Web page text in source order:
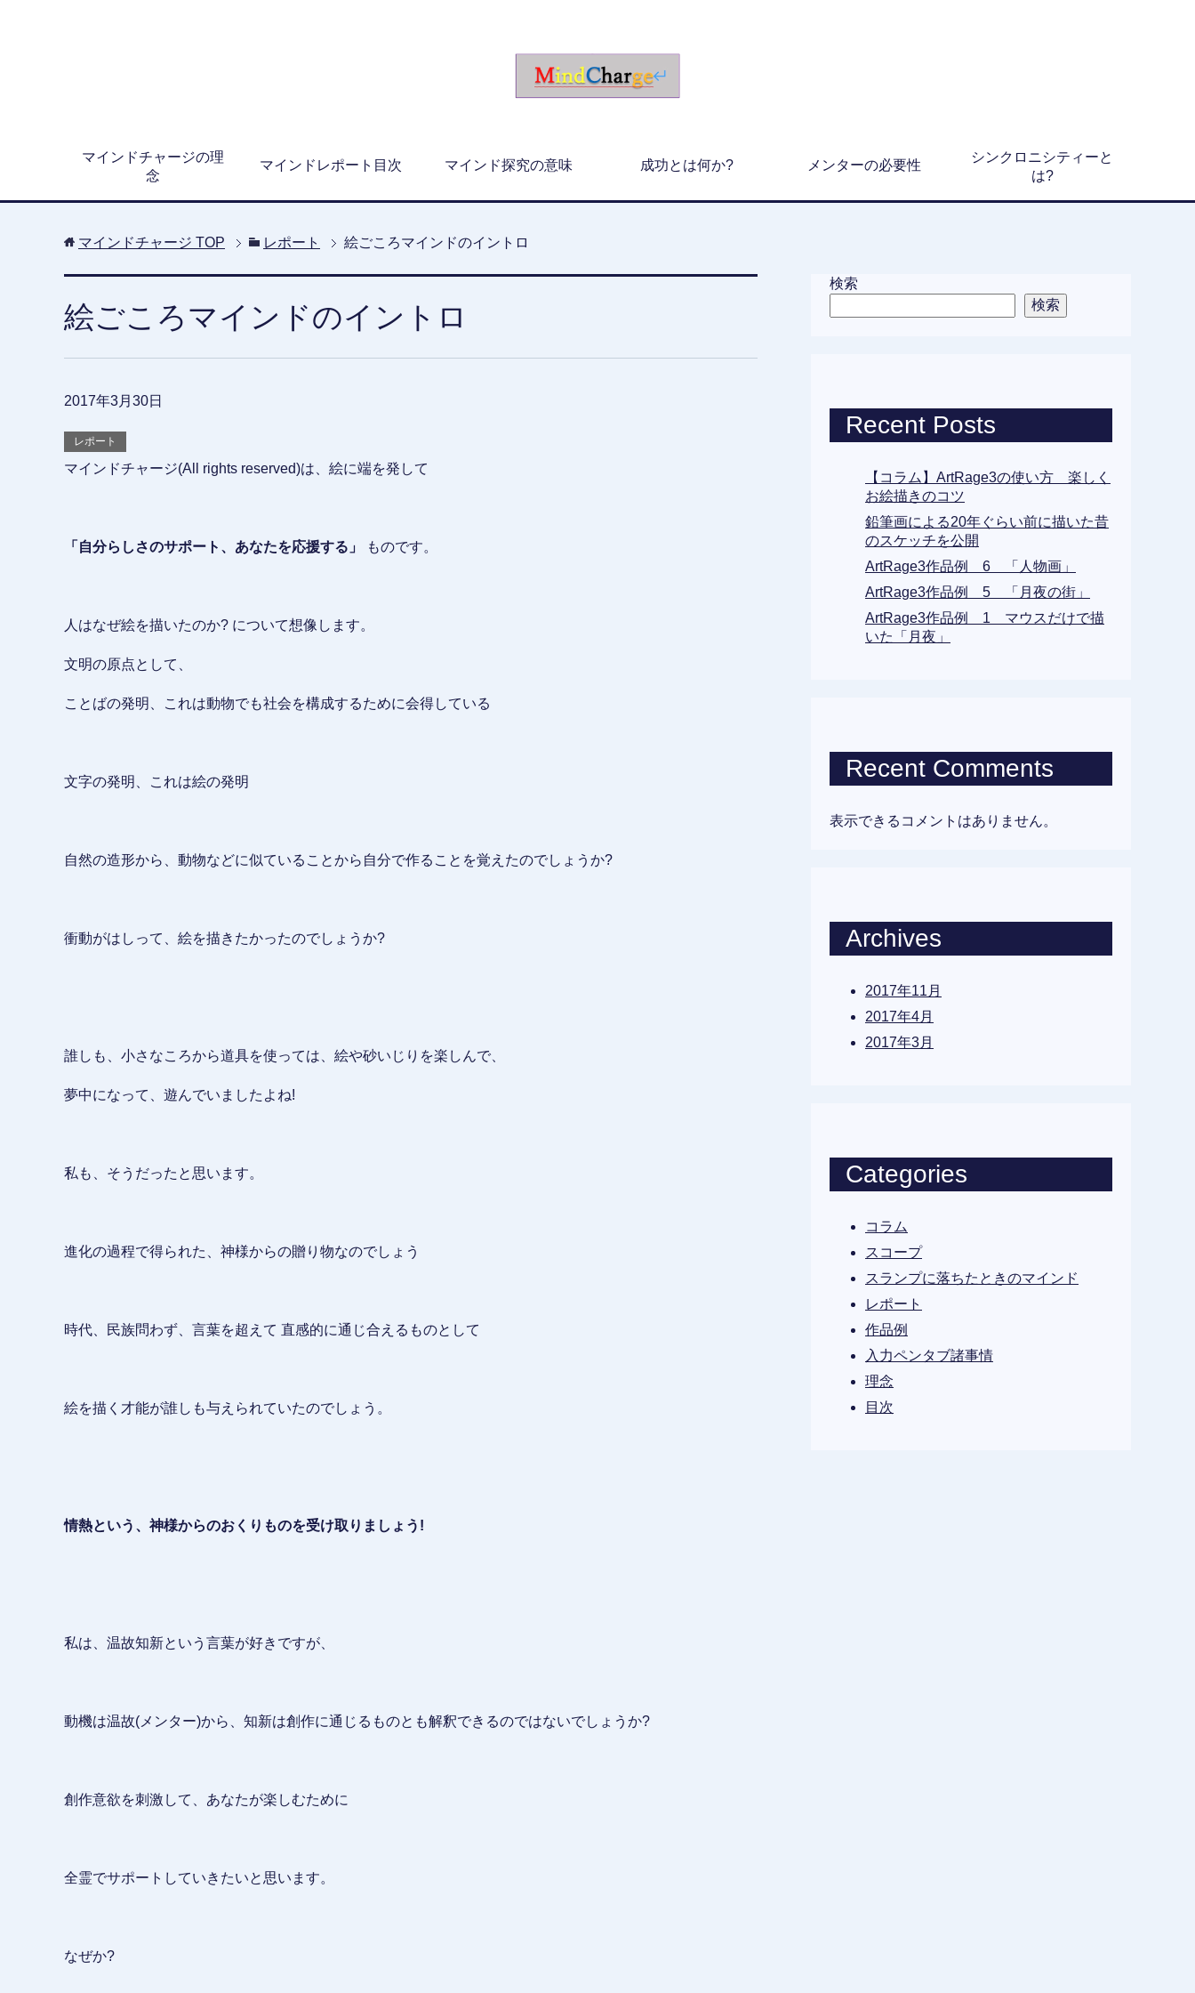
マインドチャージの理
念
マインドレポート目次 マインド探究の意味 成功とは何か? メンターの必要性
シンクロニシティーと
は?
マインドチャージ TOP レポート 絵ごころマインドのイントロ
絵ごころマインドのイントロ
2017年3月30日
レポート
マインドチャージ(All rights reserved)は、絵に端を発して
「自分らしさのサポート、あなたを応援する」 ものです。
人はなぜ絵を描いたのか? について想像します。
文明の原点として、
ことばの発明、これは動物でも社会を構成するために会得している
文字の発明、これは絵の発明
自然の造形から、動物などに似ていることから自分で作ることを覚えたのでしょうか?
衝動がはしって、絵を描きたかったのでしょうか?
誰しも、小さなころから道具を使っては、絵や砂いじりを楽しんで、
夢中になって、遊んでいましたよね!
私も、そうだったと思います。
進化の過程で得られた、神様からの贈り物なのでしょう
時代、民族問わず、言葉を超えて 直感的に通じ合えるものとして
絵を描く才能が誰しも与えられていたのでしょう。
情熱という、神様からのおくりものを受け取りましょう!
私は、温故知新という言葉が好きですが、
動機は温故(メンター)から、知新は創作に通じるものとも解釈できるのではないでしょうか?
創作意欲を刺激して、あなたが楽しむために
全霊でサポートしていきたいと思います。
なぜか?
検索
検索
Recent Posts
【コラム】ArtRage3の使い方 楽しく
お絵描きのコツ
鉛筆画による20年ぐらい前に描いた昔
のスケッチを公開
ArtRage3作品例 6 「人物画」
ArtRage3作品例 5 「月夜の街」
ArtRage3作品例 1 マウスだけで描
いた「月夜」
Recent Comments
表示できるコメントはありません。
Archives
2017年11月
2017年4月
2017年3月
Categories
コラム
スコープ
スランプに落ちたときのマインド
レポート
作品例
入力ペンタブ諸事情
理念
目次